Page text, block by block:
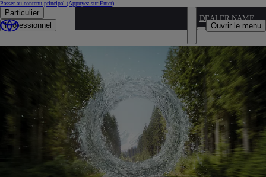
Passer au contenu principal (Appuyez sur Enter)
Particulier
Professionnel
DEALER NAME
Ouvrir le menu